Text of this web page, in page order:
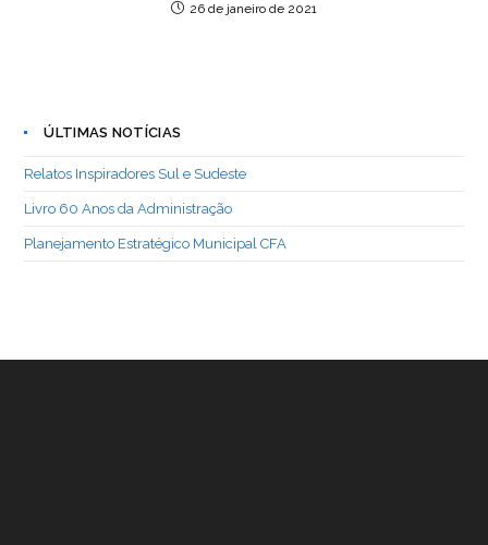
26 de janeiro de 2021
ÚLTIMAS NOTÍCIAS
Relatos Inspiradores Sul e Sudeste
Livro 60 Anos da Administração
Planejamento Estratégico Municipal CFA